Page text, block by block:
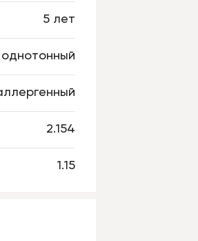
5 лет
однотонный
2.154
1.15